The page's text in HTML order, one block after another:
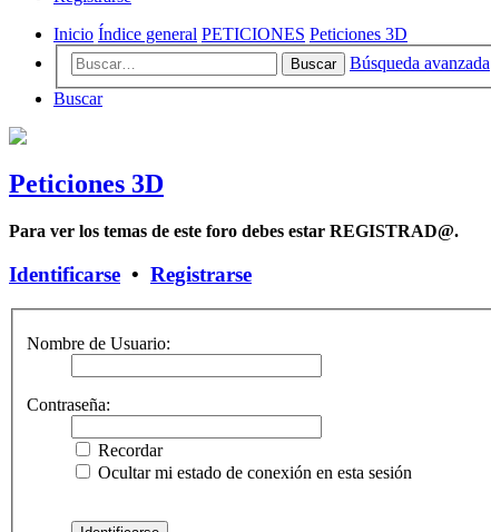
Inicio Índice general PETICIONES Peticiones 3D
Buscar
Búsqueda avanzada
Buscar
Peticiones 3D
Para ver los temas de este foro debes estar REGISTRAD@.
Identificarse • Registrarse
Nombre de Usuario:
Contraseña:
Recordar
Ocultar mi estado de conexión en esta sesión